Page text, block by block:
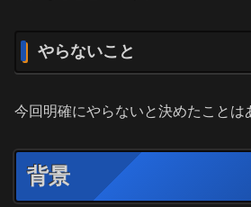
やらないこと
今回明確にやらないと決めたことは
背景